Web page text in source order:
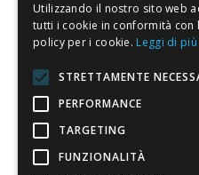
Assumere
vitamina D può
livelli,
indicato da
Magnesio sembra
regolatore dei
D.
Utilizzando il nostro sito web
tutti i cookie in conformità con
policy per i cookie. Leggi di più
STRETTAMENTE
PERFORMANCE
TARGETING
FUNZIONALITÀ